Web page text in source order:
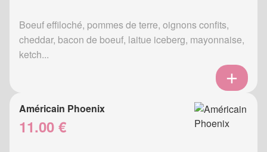
Boeuf effiloché, pommes de terre, oignons confits,
cheddar, bacon de boeuf, laitue iceberg, mayonnaise,
ketch...
Américain Phoenix
11.00 €